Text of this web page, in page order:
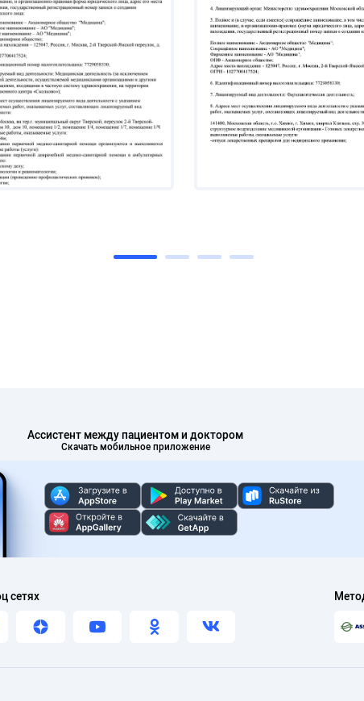
Ассистент между пациентом и доктором
Скачать мобильное приложение
сетях